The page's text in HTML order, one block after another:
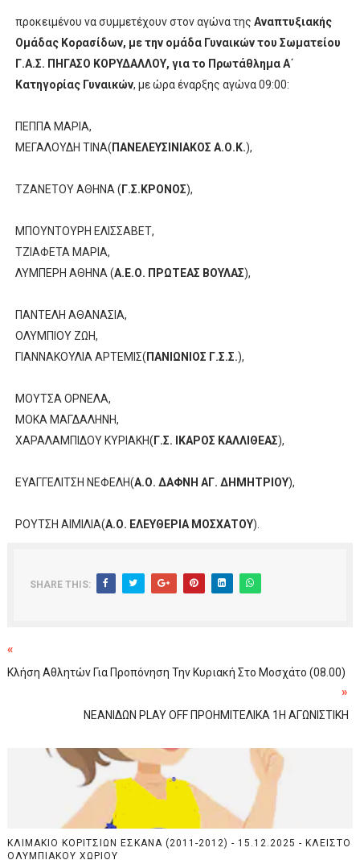
προκειμένου να συμμετέχουν στον αγώνα της Αναπτυξιακής
Ομάδας Κορασίδων, με την ομάδα Γυναικών του Σωματείου
Γ.Α.Σ. ΠΗΓΑΣΟ ΚΟΡΥΔΑΛΛΟΥ, για το Πρωτάθλημα Α΄
Κατηγορίας Γυναικών, με ώρα έναρξης αγώνα 09:00:
ΠΕΠΠΑ ΜΑΡΙΑ,
ΜΕΓΑΛΟΥΔΗ ΤΙΝΑ( ΠΑΝΕΛΕΥΣΙΝΙΑΚΟΣ Α.Ο.Κ.),
ΤΖΑΝΕΤΟΥ ΑΘΗΝΑ ( Γ.Σ.ΚΡΟΝΟΣ),
ΜΠΟΥΝΤΟΥΡΗ ΕΛΙΣΣΑΒΕΤ,
ΤΖΙΑΦΕΤΑ ΜΑΡΙΑ,
ΛΥΜΠΕΡΗ ΑΘΗΝΑ (Α.Ε.Ο. ΠΡΩΤΕΑΣ ΒΟΥΛΑΣ),
ΠΑΝΤΕΛΗ ΑΘΑΝΑΣΙΑ,
ΟΛΥΜΠΙΟΥ ΖΩΗ,
ΓΙΑΝΝΑΚΟΥΛΙΑ ΑΡΤΕΜΙΣ( ΠΑΝΙΩΝΙΟΣ Γ.Σ.Σ.),
ΜΟΥΤΣΑ ΟΡΝΕΛΑ,
ΜΟΚΑ ΜΑΓΔΑΛΗΝΗ,
ΧΑΡΑΛΑΜΠΙΔΟΥ ΚΥΡΙΑΚΗ( Γ.Σ. ΙΚΑΡΟΣ ΚΑΛΛΙΘΕΑΣ),
ΕΥΑΓΓΕΛΙΤΣΗ ΝΕΦΕΛΗ(Α.Ο. ΔΑΦΝΗ ΑΓ. ΔΗΜΗΤΡΙΟΥ),
ΡΟΥΤΣΗ ΑΙΜΙΛΙΑ(Α.Ο. ΕΛΕΥΘΕΡΙΑ ΜΟΣΧΑΤΟΥ).
SHARE THIS:
«
Κλήση Αθλητών Για Προπόνηση Την Κυριακή Στο Μοσχάτο (08.00)
»
ΝΕΑΝΙΔΩΝ PLAY OFF ΠΡΟΗΜΙΤΕΛΙΚΑ 1Η ΑΓΩΝΙΣΤΙΚΗ
ΚΛΙΜΑΚΙΟ ΚΟΡΙΤΣΙΩΝ ΕΣΚΑΝΑ (2011-2012) - 15.12.2025 - ΚΛΕΙΣΤΟ
ΟΛΥΜΠΙΑΚΟΥ ΧΩΡΙΟΥ